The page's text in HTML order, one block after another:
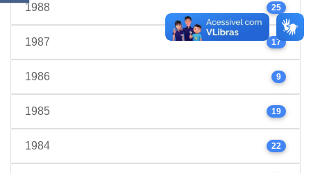
1988 25
1987 17
1986 9
1985 19
1984 22